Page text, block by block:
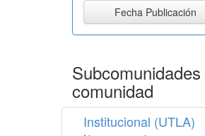
comunidad
Institucional (UTLA)